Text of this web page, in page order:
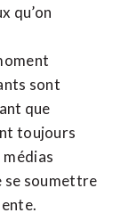
qu’on
sont
que
toujours
se soumettre